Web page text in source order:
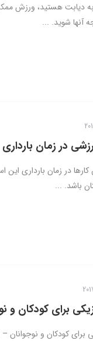
به دیابت هستید، ورزش
آنها شوید. ...
در زمان بارداری
کارها در زمان بارداری
باشد. ...
برای کودکان و
برای کودکان و نوجوانان